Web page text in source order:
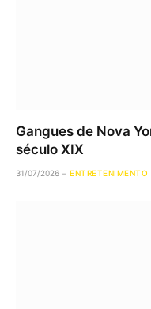
Gangues de Nova
século XIX
31/07/2026 ENTRETENIMENTO